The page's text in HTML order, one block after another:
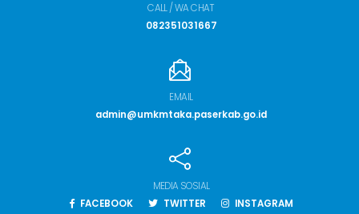
CALL / WA CHAT
082351031667
EMAIL
admin@umkmtaka.paserkab.go.id
MEDIA SOSIAL
FACEBOOK
TWITTER INSTAGRAM